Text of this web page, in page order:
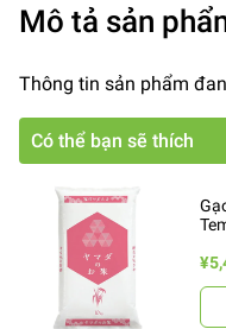
Mô tả sản
Thông tin sản phẩm
Có thể bạn sẽ thích